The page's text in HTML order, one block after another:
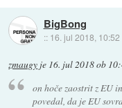
BigBong
:: 16. jul 2018, 10:52
zmaugy je 16. jul 2018 ob
on hoče zaostrit z EU
povedal, da je EU